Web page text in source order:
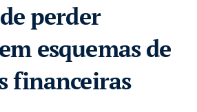
perder
esquemas de
financeiras